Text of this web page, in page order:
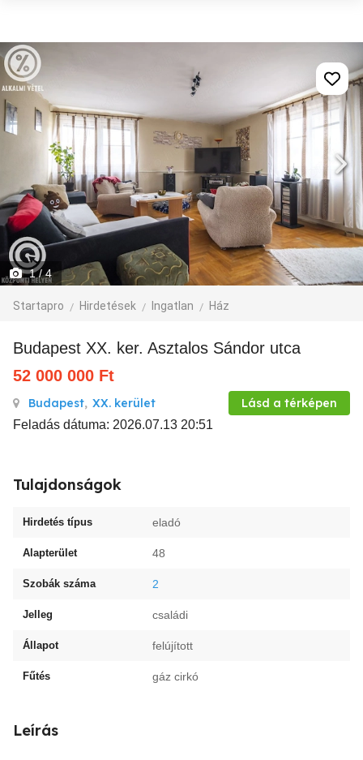
1/ 4
Startapro Hirdetések Ingatlan Ház
Budapest XX. ker. Asztalos Sándor utca
52 000 000 Ft
Budapest, XX. kerület Lásd a térképen
Feladás dátuma: 2026.07.13 20:51
Tulajdonságok
Hirdetés típus eladó
Alapterület 48
Szobák száma 2
Jelleg családi
Állapot felújított
Fűtés gáz cirkó
Leírás